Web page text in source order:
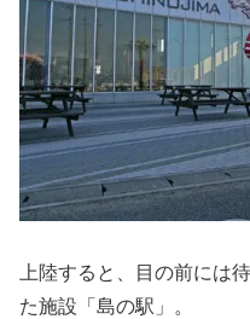
上陸すると、目の前には
た施設「島の駅」。